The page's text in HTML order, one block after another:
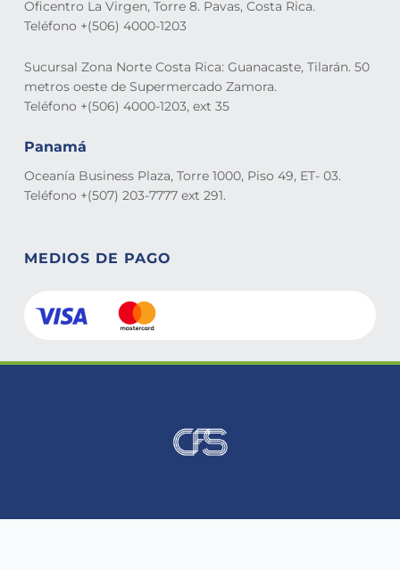
Oficentro La Virgen, Torre 8. Pavas, Costa Rica.
Teléfono +(506) 4000-1203
Sucursal Zona Norte Costa Rica: Guanacaste, Tilarán. 50
metros oeste de Supermercado Zamora.
Teléfono +(506) 4000-1203, ext 35
Panamá
Oceanía Business Plaza, Torre 1000, Piso 49, ET- 03.
Teléfono +(507) 203-7777 ext 291.
MEDIOS DE PAGO